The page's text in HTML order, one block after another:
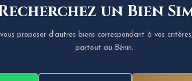
un Bien
proposer d'autres biens correspondant à vos
partout au Bénin.